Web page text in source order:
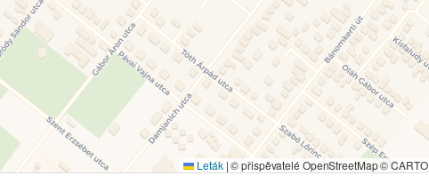
Leták |© přispěvatelé OpenStreetMap © CARTO